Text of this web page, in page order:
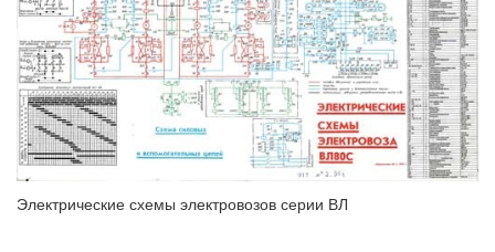
Электрические схемы электровозов серии ВЛ